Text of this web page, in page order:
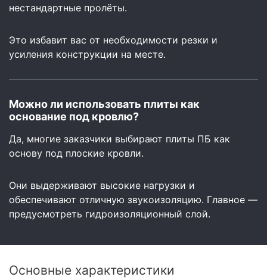
нестандартные пролёты.
Это избавит вас от необходимости резки и
усиления конструкции на месте.
Можно ли использовать плиты как
основание под кровлю?
Да, многие заказчики выбирают плиты ПБ как
основу под плоские кровли.
Они выдерживают высокие нагрузки и
обеспечивают отличную звукоизоляцию. Главное —
предусмотреть гидроизоляционный слой.
Основные характеристики